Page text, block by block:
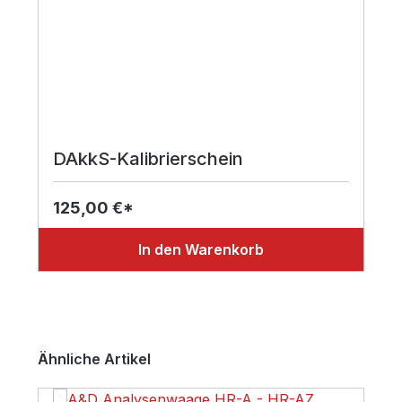
DAkkS-Kalibrierschein
125,00 €*
In den Warenkorb
Produktgalerie überspringen
Ähnliche Artikel